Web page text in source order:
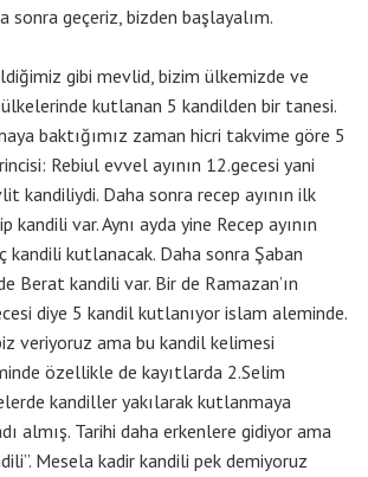
sonra geçeriz, bizden başlayalım.
gibi mevlid, bizim ülkemizde ve
kutlanan 5 kandilden bir tanesi.
baktığımız zaman hicri takvime göre 5
Rebiul evvel ayının 12.gecesi yani
kandiliydi. Daha sonra recep ayının ilk
kandili var. Aynı ayda yine Recep ayının
kandili kutlanacak. Daha sonra Şaban
Berat kandili var. Bir de Ramazan’ın
diye 5 kandil kutlanıyor islam aleminde.
veriyoruz ama bu kandil kelimesi
özellikle de kayıtlarda 2.Selim
kandiller yakılarak kutlanmaya
almış. Tarihi daha erkenlere gidiyor ama
Mesela kadir kandili pek demiyoruz